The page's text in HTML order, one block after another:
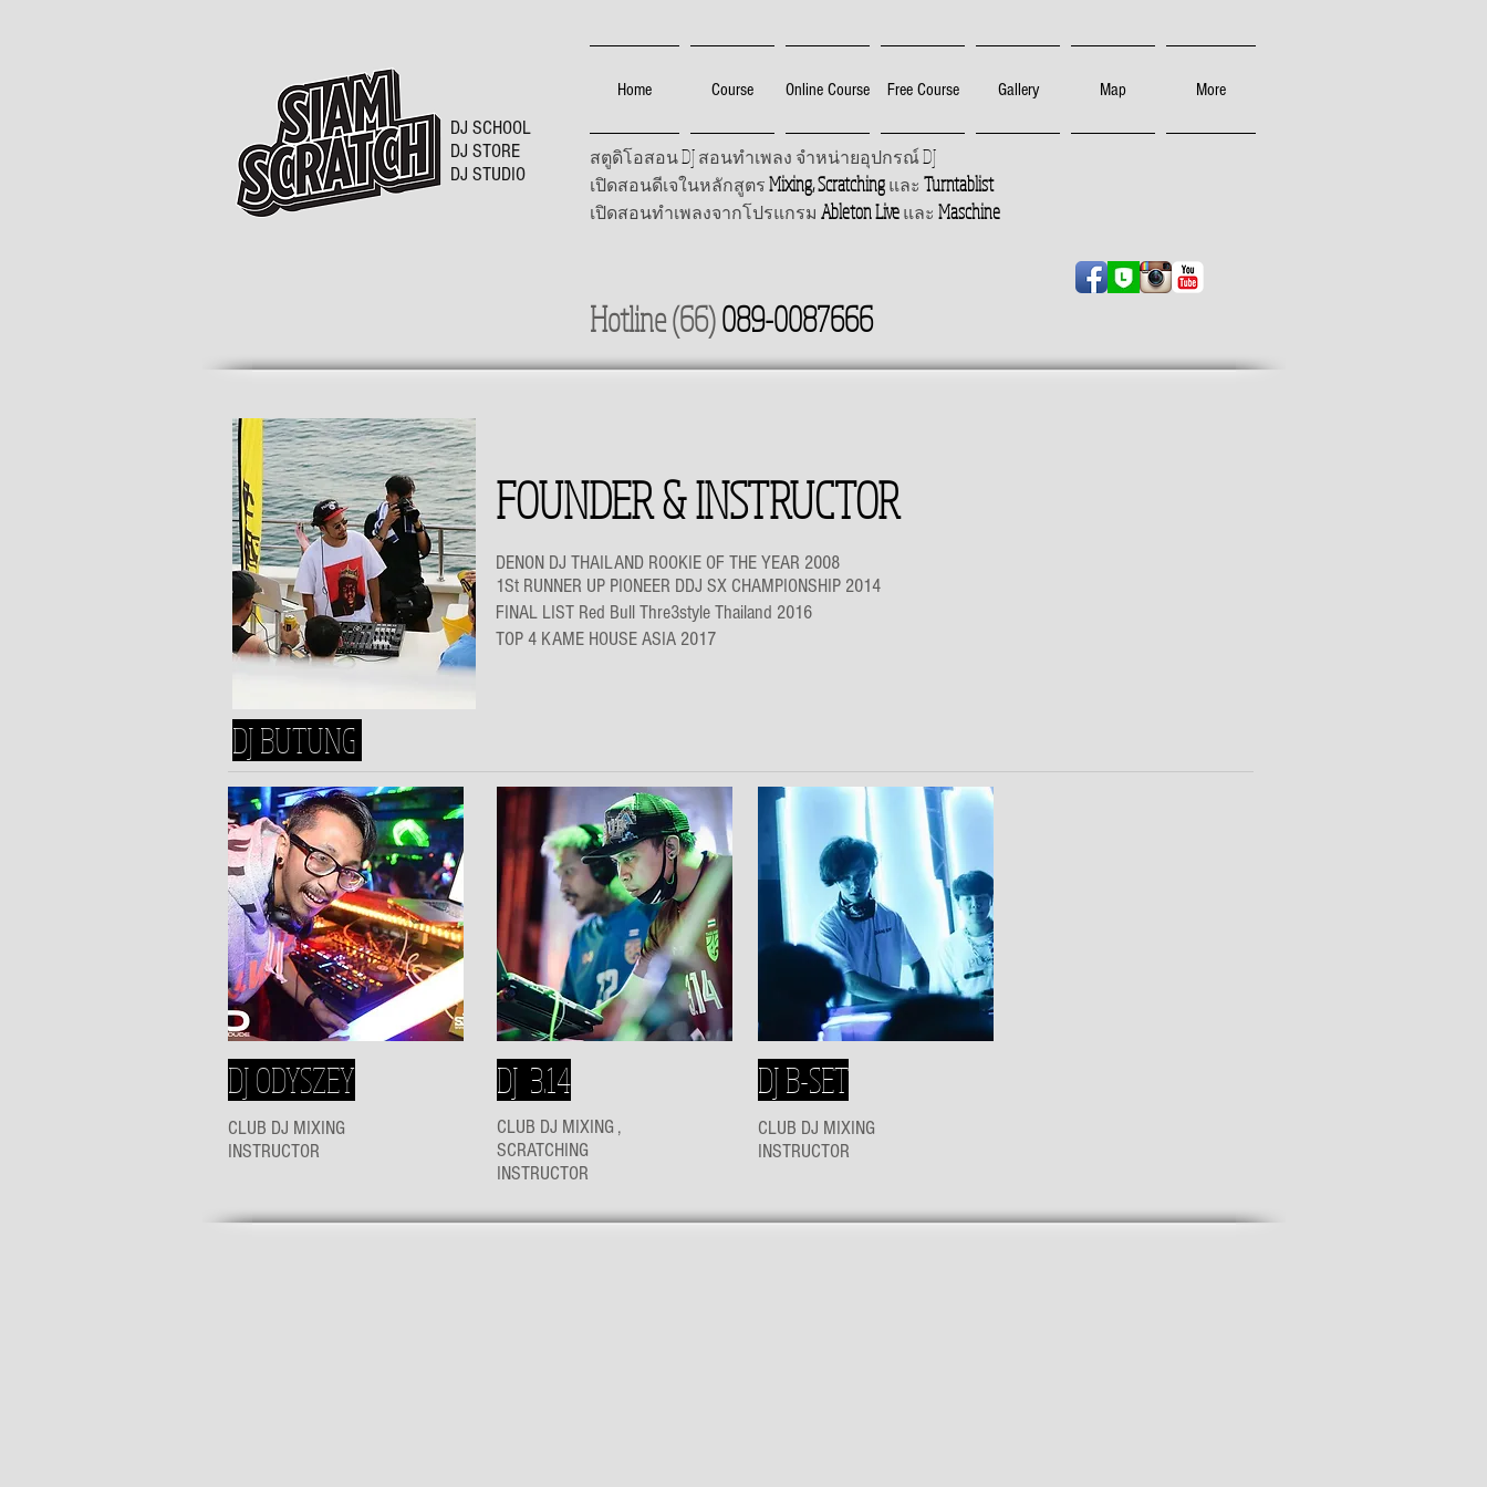
DJ SCHOOL
DJ STORE
DJ STUDIO
Home Course Online Course Free Course Gallery Map More
สตูดิโอสอนDJ สอนทำเพลง จำหน่ายอุปกรณ์DJ
เปิดสอนดีเจในหลักสูตร Mixing, Scratching และ Turntablist
เปิดสอนทำเพลงจากโปรแกรม Ableton Live และ Maschine
Hotline (66)089-0087666
FOUNDER & INSTRUCTOR
DENON DJ THAILAND ROOKIE OF THE YEAR 2008
1St RUNNER UP PIONEER DDJ SX CHAMPIONSHIP 2014
FINAL LIST Red Bull Thre3style Thailand 2016
TOP 4 KAME HOUSE ASIA 2017
DJ BUTUNG
DJ ODYSZEY
CLUB DJ MIXING
INSTRUCTOR
DJ 3.14
CLUB DJ MIXING ,
SCRATCHING
INSTRUCTOR
DJ B-SET
CLUB DJ MIXING
INSTRUCTOR